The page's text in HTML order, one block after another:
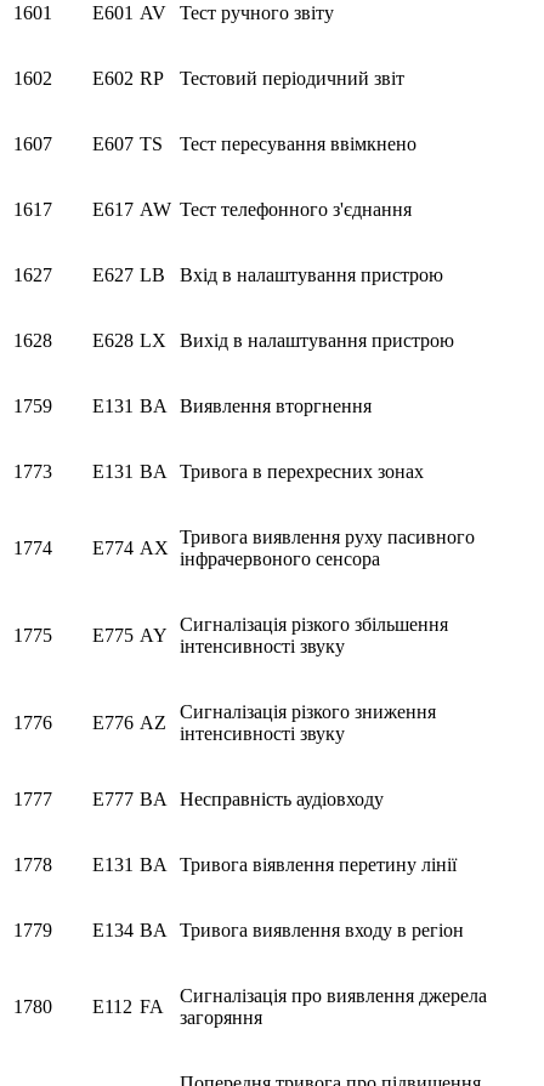
1601 E601 AV Тест ручного звіту
1602 E602 RP Тестовий періодичний звіт
1607 E607 TS Тест пересування ввімкнено
1617 E617 AW Тест телефонного з'єднання
1627 E627 LB Вхід в налаштування пристрою
1628 E628 LX Вихід в налаштування пристрою
1759 E131 BA Виявлення вторгнення
1773 E131 BA Тривога в перехресних зонах
1774 E774 AX
Тривога виявлення руху пасивного
інфрачервоного сенсора
1775 E775 AY
Сигналізація різкого збільшення
інтенсивності звуку
1776 E776 AZ
Сигналізація різкого зниження
інтенсивності звуку
1777 E777 BA Несправність аудіовходу
1778 E131 BA Тривога віявлення перетину лінії
1779 E134 BA Тривога виявлення входу в регіон
1780 E112 FA
Сигналізація про виявлення джерела
загоряння